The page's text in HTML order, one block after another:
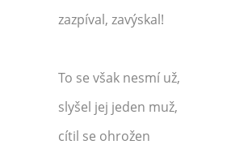
zazpíval, zavýskal!
To se však nesmí už,
slyšel jej jeden muž,
cítil se ohrožen